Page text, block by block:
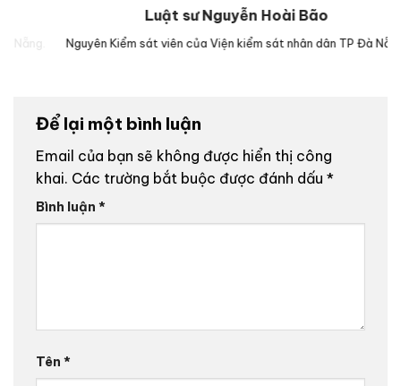
Luật sư Nguyễn Hoài Bão
Nguyên Kiểm sát viên của Viện kiểm sát nhân dân TP Đà Nẵng.
Để lại một bình luận
Email của bạn sẽ không được hiển thị công
khai. Các trường bắt buộc được đánh dấu *
Bình luận *
Tên *